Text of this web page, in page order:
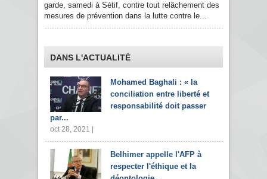
garde, samedi à Sétif, contre tout relâchement des
mesures de prévention dans la lutte contre le...
DANS L'ACTUALITÉ
Mohamed Baghali : « la
conciliation entre liberté et
responsabilité doit passer
par...
oct 28, 2021 |
Belhimer appelle l'AFP à
respecter l'éthique et la